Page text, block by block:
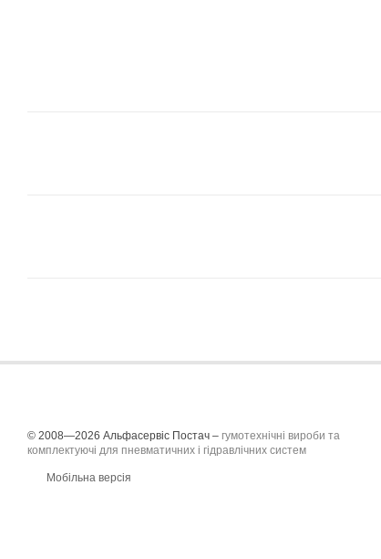
© 2008—2026 Альфасервіс Постач – гумотехнічні вироби та
комплектуючі для пневматичних і гідравлічних систем
Мобільна версія